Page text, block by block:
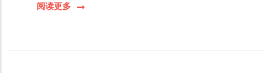
阅读更多